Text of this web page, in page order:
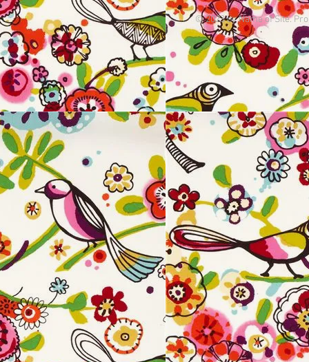
© 2023 by Name of Site.